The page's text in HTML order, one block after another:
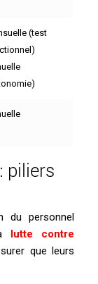
(test
piliers
du personnel
lutte contre
que leurs